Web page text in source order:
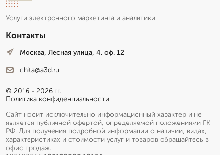
Услуги электронного маркетинга и аналитики
Контакты
Москва, Лесная улица, 4. оф. 12
chita@a3d.ru
© 2016 - 2026 гг.
Политика конфиденциальности
Сайт носит исключительно информационный характер и не
является публичной офертой, определяемой положениями ГК
РФ. Для получения подробной информации о наличии, видах,
характеристиках и стоимости услуг и товаров обращайтесь в
офис продаж.